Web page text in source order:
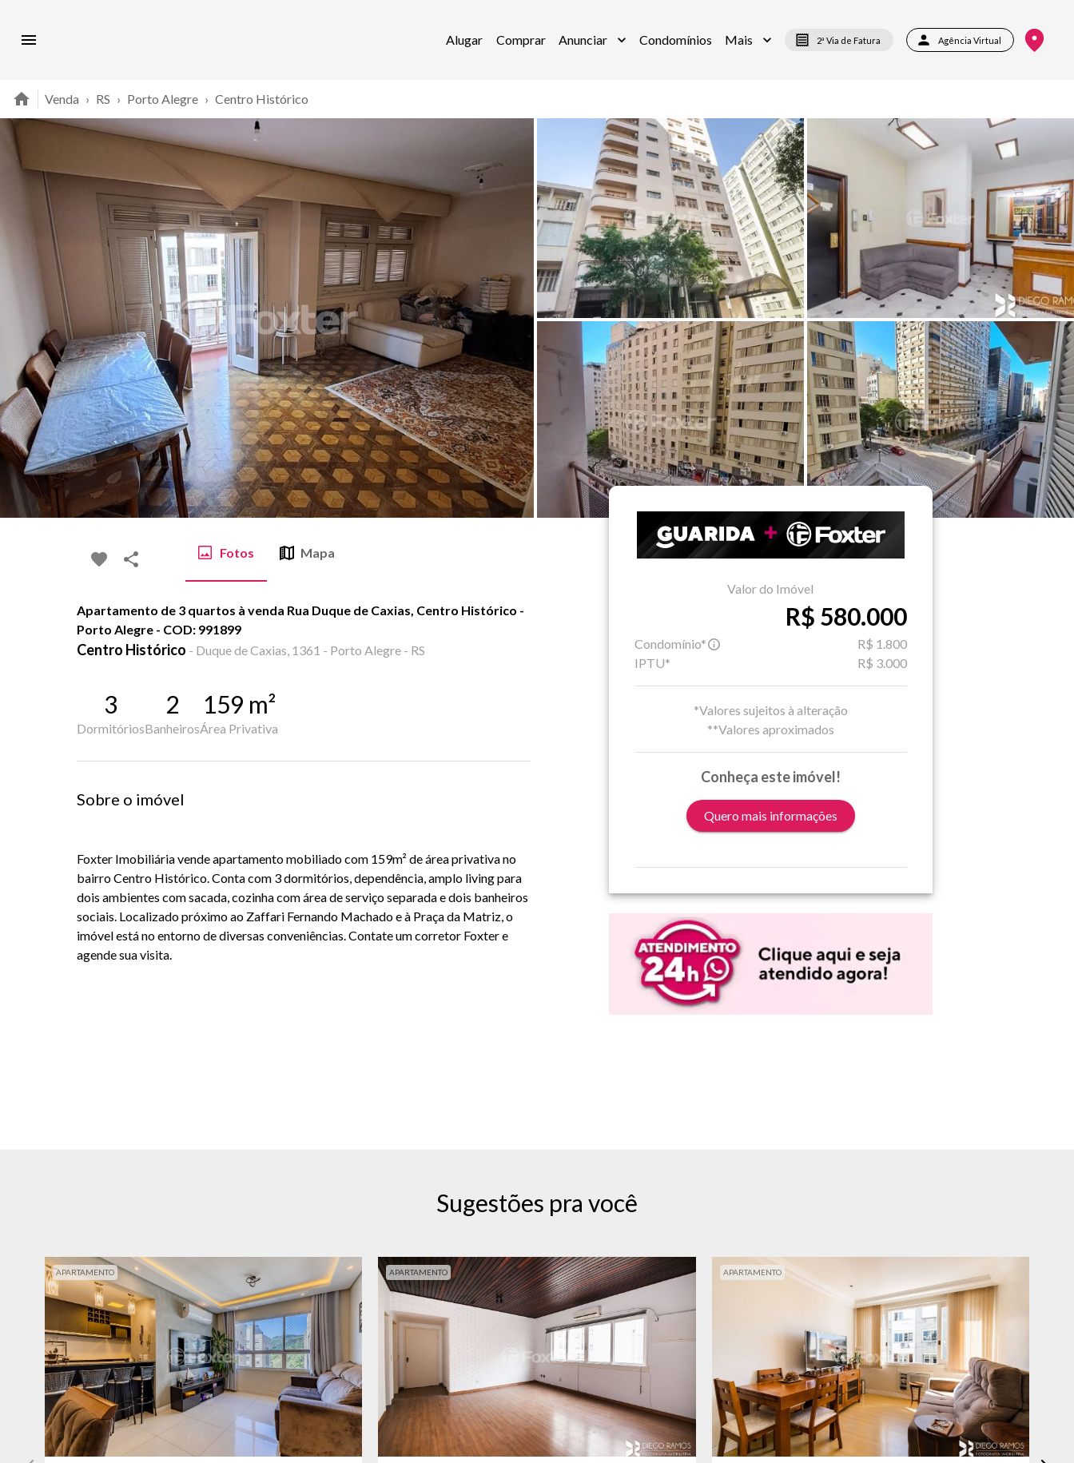
Alugar Comprar Anunciar Condomínios Mais 2ª Via de Fatura Agência Virtual
Venda › RS › Porto Alegre › Centro Histórico
Fotos Mapa
Apartamento de 3 quartos à venda Rua Duque de Caxias, Centro Histórico -
Porto Alegre - COD: 991899
Centro Histórico - Duque de Caxias, 1361 - Porto Alegre - RS
3
Dormitórios
2
Banheiros
159 m²
Área Privativa
Sobre o imóvel
Foxter Imobiliária vende apartamento mobiliado com 159m² de área privativa no
bairro Centro Histórico. Conta com 3 dormitórios, dependência, amplo living para
dois ambientes com sacada, cozinha com área de serviço separada e dois banheiros
sociais. Localizado próximo ao Zaffari Fernando Machado e à Praça da Matriz, o
imóvel está no entorno de diversas conveniências. Contate um corretor Foxter e
agende sua visita.
Valor do Imóvel
R$ 580.000
Condomínio*
R$ 1.800
IPTU*
R$ 3.000
*Valores sujeitos à alteração
**Valores aproximados
Conheça este imóvel!
Quero mais informações
Sugestões pra você
APARTAMENTO APARTAMENTO APARTAMENTO